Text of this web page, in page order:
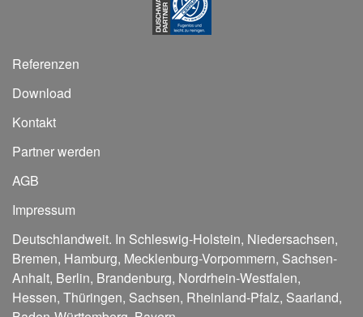
Referenzen
Download
Kontakt
Partner werden
AGB
Impressum
Deutschlandweit. In Schleswig-Holstein, Niedersachsen,
Bremen, Hamburg, Mecklenburg-Vorpommern, Sachsen-
Anhalt, Berlin, Brandenburg, Nordrhein-Westfalen,
Hessen, Thüringen, Sachsen, Rheinland-Pfalz, Saarland,